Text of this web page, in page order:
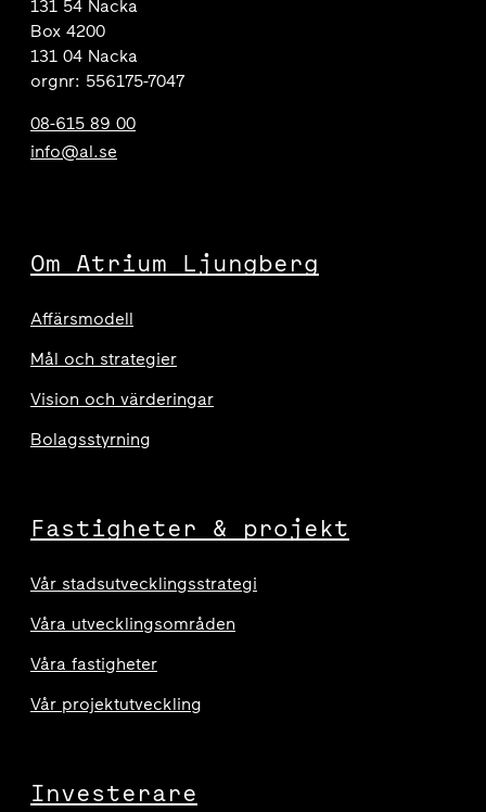
131 54 Nacka
Box 4200
131 04 Nacka
orgnr: 556175-7047
08-615 89 00
info@al.se
Om Atrium Ljungberg
Affärsmodell
Mål och strategier
Vision och värderingar
Bolagsstyrning
Fastigheter & projekt
Vår stadsutvecklingsstrategi
Våra utvecklingsområden
Våra fastigheter
Vår projektutveckling
Investerare